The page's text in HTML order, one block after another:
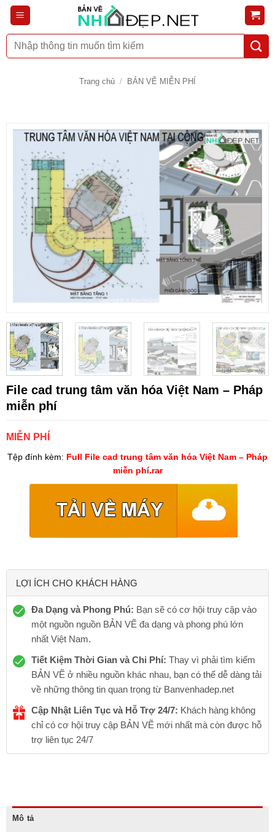
Bỏ
qua
nộiTìm
kiếm:
Trang chủ / BẢN VẼ MIỄN PHÍ
File cad trung tâm văn hóa Việt Nam – Pháp
miễn phí
MIỄN PHÍ
Tệp đính kèm: Full File cad trung tâm văn hóa Việt Nam – Pháp
miễn phí.rar
LỢI ÍCH CHO KHÁCH HÀNG
Đa Dạng và Phong Phú: Bạn sẽ có cơ hội truy cập vào
một nguồn nguồn BẢN VẼ đa dạng và phong phú lớn
nhất Việt Nam.
Tiết Kiệm Thời Gian và Chi Phí: Thay vì phải tìm kiếm
BẢN VẼ ở nhiều nguồn khác nhau, bạn có thể dễ dàng tải
về những thông tin quan trọng từ Banvenhadep.net
Cập Nhật Liên Tục và Hỗ Trợ 24/7: Khách hàng không
chỉ có cơ hội truy cập BẢN VẼ mới nhất mà còn được hỗ
trợ liên tục 24/7
Mô tả